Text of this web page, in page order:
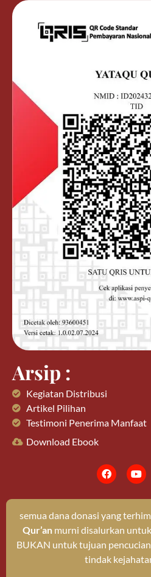
Arsip :
Kegiatan Distribusi
Artikel Pilihan
Testimoni Penerima Manfaat
Download Ebook
semua dana donasi yang
Qur’anmurni disalurkan
BUKAN untuk tujuan
tindak